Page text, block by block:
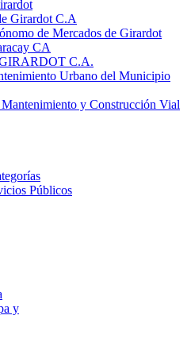
Girardot C.A
de Mercados de Girardot
CA
C.A.
Urbano del Municipio
y Construcción Vial
Públicos